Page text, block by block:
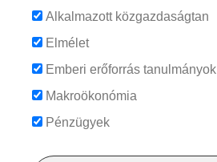
Alkalmazott közgazdaságtan
Elmélet
Emberi erőforrás tanulmányok
Makroökonómia
Pénzügyek